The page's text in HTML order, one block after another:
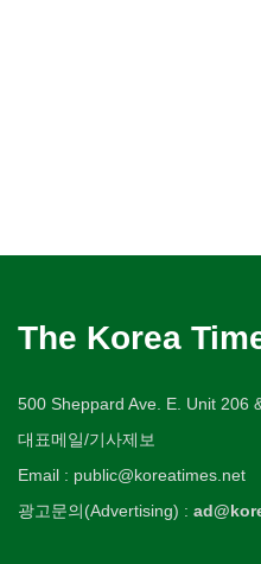
The Korea
500 Sheppard Ave. E. Unit 206
대표메일/기사제보
Email : public@koreatimes.net
광고문의(Advertising) :